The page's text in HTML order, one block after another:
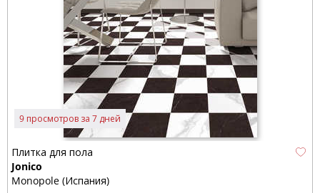
9 просмотров за 7 дней
Плитка для пола
Jonico
Monopole (Испания)